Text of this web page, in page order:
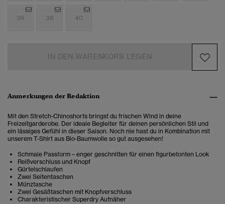
36 38 40
Anmerkungen der Redaktion
Mit den Stretch-Chinoshorts bringst du frischen Wind in deine
Freizeitgarderobe. Der ideale Begleiter für deinen persönlichen Stil und
ein lässiges Gefühl in dieser Saison. Noch nie hast du in Kombination mit
unserem T-Shirt aus Bio-Baumwolle so gut ausgesehen!
Schmale Passform – enger geschnitten für einen figurbetonten Look
Reißverschluss und Knopf
Gürtelschlaufen
Zwei Seitentaschen
Münztasche
Zwei Gesäßtaschen mit Knopfverschluss
Charakteristischer Superdry Aufnäher